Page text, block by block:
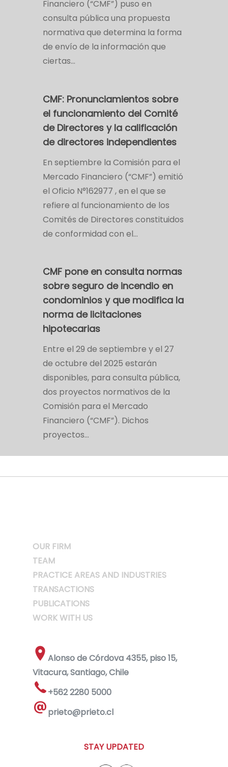
Financiero (“CMF”) puso en
consulta pública una propuesta
normativa que determina la forma
de envío de la información que
ciertas…
CMF: Pronunciamientos sobre
el funcionamiento del Comité
de Directores y la calificación
de directores independientes
En septiembre la Comisión para el
Mercado Financiero (“CMF”) emitió
el Oficio N°162977 , en el que se
refiere al funcionamiento de los
Comités de Directores constituidos
de conformidad con el…
CMF pone en consulta normas
sobre seguro de incendio en
condominios y que modifica la
norma de licitaciones
hipotecarias
Entre el 29 de septiembre y el 27
de octubre del 2025 estarán
disponibles, para consulta pública,
dos proyectos normativos de la
Comisión para el Mercado
Financiero (“CMF”). Dichos
proyectos…
OUR FIRM
TEAM
PRACTICE AREAS AND INDUSTRIES
TRANSACTIONS
PUBLICATIONS
WORK WITH US
Alonso de Córdova 4355, piso 15,
Vitacura, Santiago, Chile
+562 2280 5000
prieto@prieto.cl
STAY UPDATED